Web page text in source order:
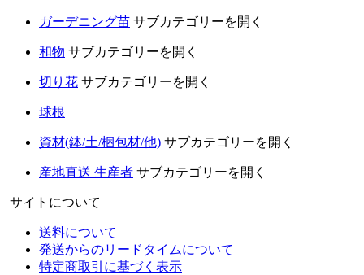
ガーデニング苗 サブカテゴリーを開く
和物 サブカテゴリーを開く
切り花 サブカテゴリーを開く
球根
資材(鉢/土/梱包材/他) サブカテゴリーを開く
産地直送 生産者 サブカテゴリーを開く
サイトについて
送料について
発送からのリードタイムについて
特定商取引に基づく表示